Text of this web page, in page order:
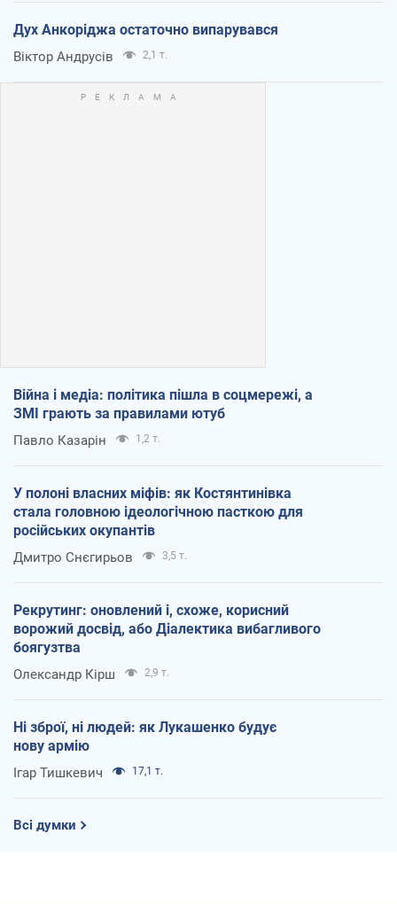
Дух Анкоріджа остаточно випарувався
Віктор Андрусів 2,1 т.
Війна і медіа: політика пішла в соцмережі, а
ЗМІ грають за правилами ютуб
Павло Казарін 1,2 т.
У полоні власних міфів: як Костянтинівка
стала головною ідеологічною пасткою для
російських окупантів
Дмитро Снєгирьов 3,5 т.
Рекрутинг: оновлений і, схоже, корисний
ворожий досвід, або Діалектика вибагливого
боягузтва
Олександр Кірш 2,9 т.
Ні зброї, ні людей: як Лукашенко будує
нову армію
Ігар Тишкевич 17,1 т.
Всі думки